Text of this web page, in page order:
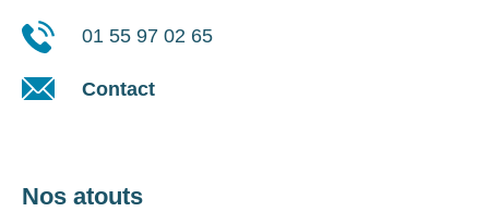
01 55 97 02 65
Contact
Nos atouts